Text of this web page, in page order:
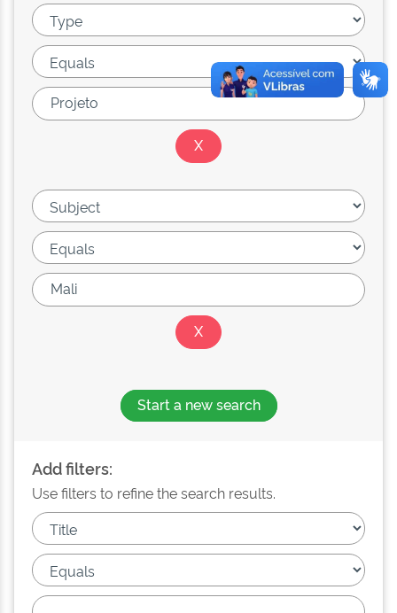
Start a new search
Add filters:
Use filters to refine the search results.